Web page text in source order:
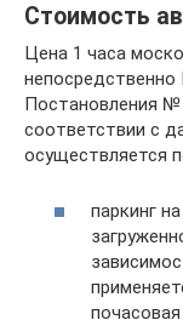
Стоимость
Цена 1 часа
Постановления
соответствии с
осуществляется
паркинг